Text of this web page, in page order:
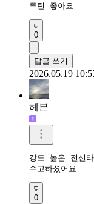
루틴 좋아요
0
답글 쓰기
2026.05.19
헤븐
강도 높은 전신
수고하셨어요
0